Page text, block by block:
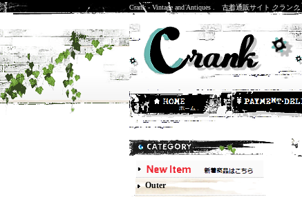
Crank - Vintage and Antiques . 古着通販サイト クランク
Outer